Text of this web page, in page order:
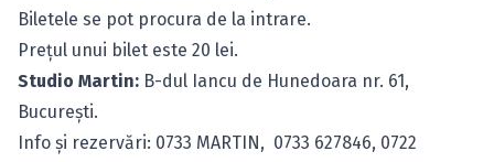
Biletele se pot procura de la intrare.
Preţul unui bilet este 20 lei.
Studio Martin: B-dul Iancu de Hunedoara nr. 61,
Bucureşti.
Info şi rezervări: 0733 MARTIN, 0733 627846, 0722